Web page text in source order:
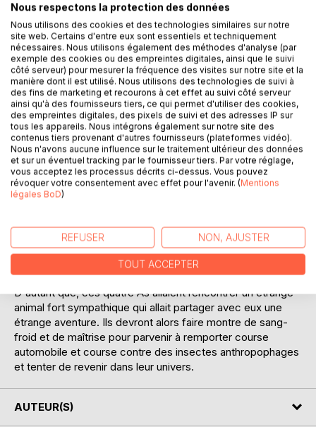
Ajouter à ma liste d'envies
Laisser un avis
DESCRIPTION
Mais pourquoi Caroline, Corentin, Trefflé et Pickney ont-ils
surveiller pendant que les parents chinaient entre les
stands de la foire de Sedan ? S'ils avaient su qu'en
traversant le pont de Meuse, ils se perdraient dans le
brouillard, ils auraient préféré rester dans le train fantôme.
D'autant que, ces quatre As allaient rencontrer un étrange
animal fort sympathique qui allait partager avec eux une
étrange aventure. Ils devront alors faire montre de sang-
froid et de maîtrise pour parvenir à remporter course
automobile et course contre des insectes anthropophages
et tenter de revenir dans leur univers.
AUTEUR(S)
Nous respectons la protection des données
Nous utilisons des cookies et des technologies similaires sur notre
site web. Certains d'entre eux sont essentiels et techniquement
nécessaires. Nous utilisons également des méthodes d'analyse (par
exemple des cookies ou des empreintes digitales, ainsi que le suivi
côté serveur) pour mesurer la fréquence des visites sur notre site et la
manière dont il est utilisé. Nous utilisons des technologies de suivi à
des fins de marketing et recourons à cet effet au suivi côté serveur
ainsi qu'à des fournisseurs tiers, ce qui permet d'utiliser des cookies,
des empreintes digitales, des pixels de suivi et des adresses IP sur
tous les appareils. Nous intégrons également sur notre site des
contenus tiers provenant d'autres fournisseurs (plateformes vidéo).
Nous n'avons aucune influence sur le traitement ultérieur des données
et sur un éventuel tracking par le fournisseur tiers. Par votre réglage,
vous acceptez les processus décrits ci-dessus. Vous pouvez
révoquer votre consentement avec effet pour l'avenir. (Mentions
légales BoD)
REFUSER NON, AJUSTER
TOUT ACCEPTER